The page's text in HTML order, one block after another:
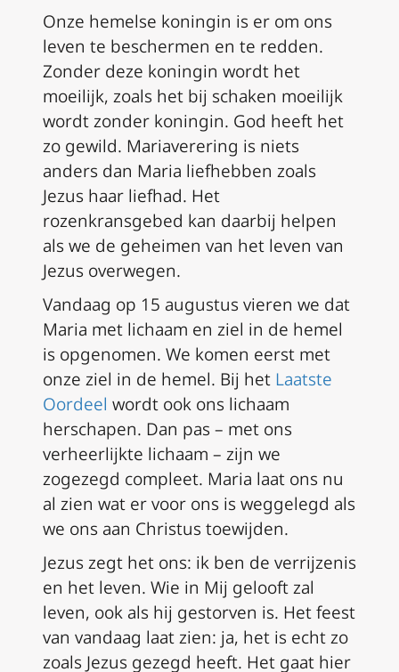
Onze hemelse koningin is er om ons
leven te beschermen en te redden.
Zonder deze koningin wordt het
moeilijk, zoals het bij schaken moeilijk
wordt zonder koningin. God heeft het
zo gewild. Mariaverering is niets
anders dan Maria liefhebben zoals
Jezus haar liefhad. Het
rozenkransgebed kan daarbij helpen
als we de geheimen van het leven van
Jezus overwegen.
Vandaag op 15 augustus vieren we dat
Maria met lichaam en ziel in de hemel
is opgenomen. We komen eerst met
onze ziel in de hemel. Bij het Laatste
Oordeel wordt ook ons lichaam
herschapen. Dan pas – met ons
verheerlijkte lichaam – zijn we
zogezegd compleet. Maria laat ons nu
al zien wat er voor ons is weggelegd als
we ons aan Christus toewijden.
Jezus zegt het ons: ik ben de verrijzenis
en het leven. Wie in Mij gelooft zal
leven, ook als hij gestorven is. Het feest
van vandaag laat zien: ja, het is echt zo
zoals Jezus gezegd heeft. Het gaat hier